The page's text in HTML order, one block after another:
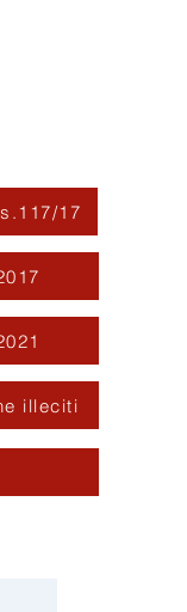
illeciti
17